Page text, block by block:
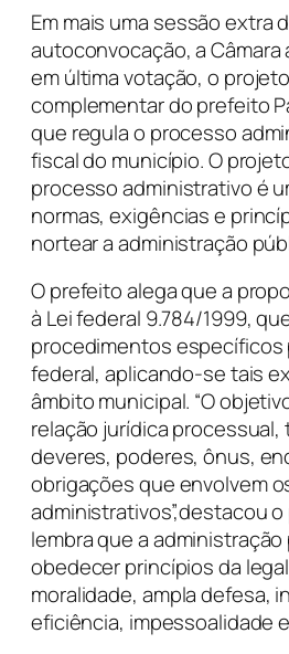
Em mais uma sessão extra
autoconvocação, a Câmara
em última votação, o
complementar do prefeito
que regula o processo
fiscal do município. O
processo administrativo é
normas, exigências e
nortear a administração
O prefeito alega que a
à Lei federal 9.784/1999,
procedimentos específicos
federal, aplicando-se tais
âmbito municipal. “O
relação jurídica
deveres, poderes, ônus,
obrigações que envolvem
administrativos”,destacou
lembra que a
obedecer princípios da
moralidade, ampla defesa,
eficiência, impessoalidade